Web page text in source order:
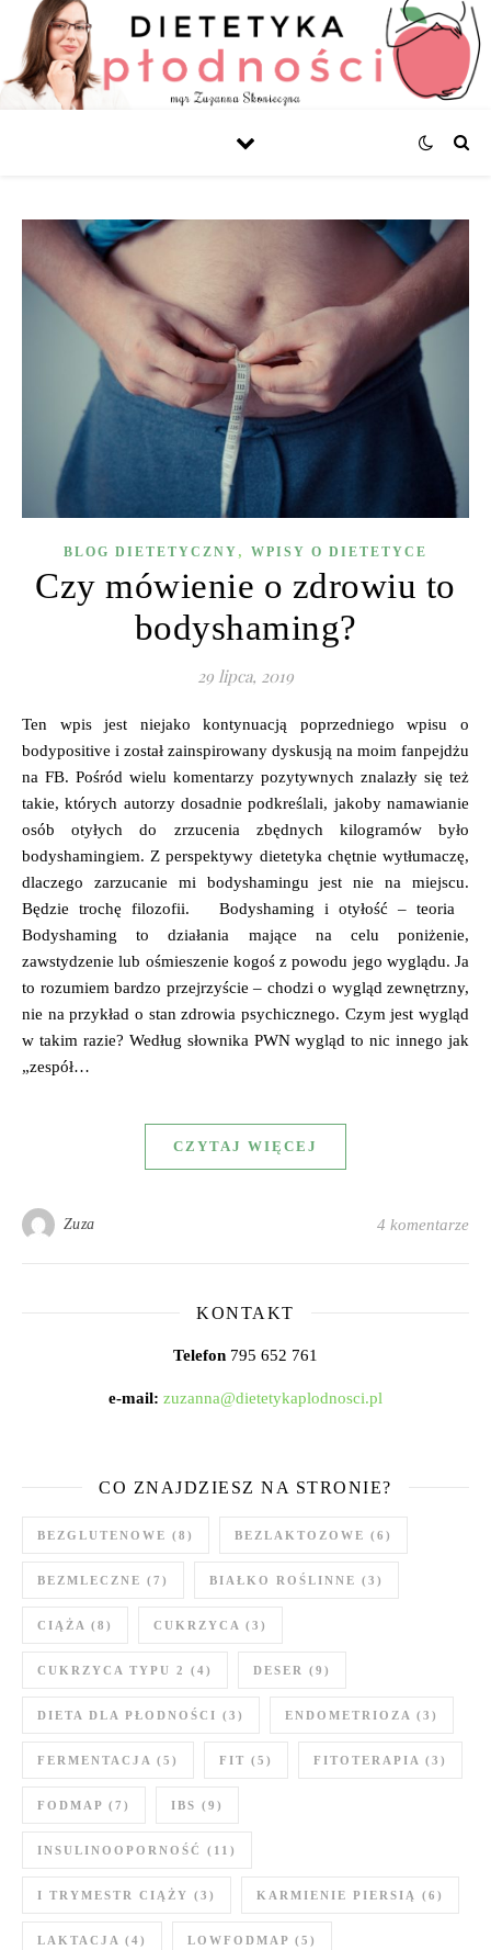
BLOG DIETETYCZNY , WPISY O DIETETYCE
Czy mówienie o zdrowiu to
bodyshaming?
29 lipca, 2019
Ten wpis jest niejako kontynuacją poprzedniego wpisu o
bodypositive i został zainspirowany dyskusją na moim fanpejdżu
na FB. Pośród wielu komentarzy pozytywnych znalazły się też
takie, których autorzy dosadnie podkreślali, jakoby namawianie
osób otyłych do zrzucenia zbędnych kilogramów było
bodyshamingiem. Z perspektywy dietetyka chętnie wytłumaczę,
dlaczego zarzucanie mi bodyshamingu jest nie na miejscu.
Będzie trochę filozofii. Bodyshaming i otyłość – teoria
Bodyshaming to działania mające na celu poniżenie,
zawstydzenie lub ośmieszenie kogoś z powodu jego wyglądu. Ja
to rozumiem bardzo przejrzyście – chodzi o wygląd zewnętrzny,
nie na przykład o stan zdrowia psychicznego. Czym jest wygląd
w takim razie? Według słownika PWN wygląd to nic innego jak
„zespół…
CZYTAJ WIĘCEJ
Zuza 4 komentarze
KONTAKT
Telefon 795 652 761
e-mail: zuzanna@dietetykaplodnosci.pl
CO ZNAJDZIESZ NA STRONIE?
BEZGLUTENOWE (8) BEZLAKTOZOWE (6)
BEZMLECZNE (7) BIAŁKO ROŚLINNE (3)
CIĄŻA (8) CUKRZYCA (3)
CUKRZYCA TYPU 2 (4) DESER (9)
DIETA DLA PŁODNOŚCI (3) ENDOMETRIOZA (3)
FERMENTACJA (5) FIT (5) FITOTERAPIA (3)
FODMAP (7) IBS (9)
INSULINOOPORNOŚĆ (11)
I TRYMESTR CIĄŻY (3) KARMIENIE PIERSIĄ (6)
LAKTACJA (4) LOWFODMAP (5)